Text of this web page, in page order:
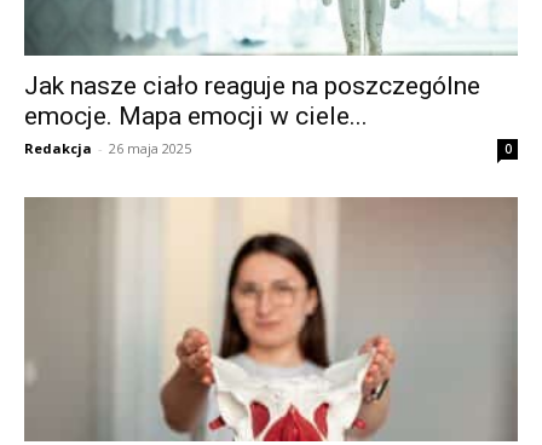
Jak nasze ciało reaguje na poszczególne
emocje. Mapa emocji w ciele...
Redakcja - 26 maja 2025 0